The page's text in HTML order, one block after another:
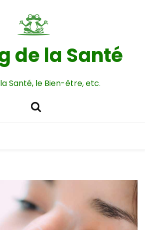
de la Santé
Santé, le Bien-être, etc.